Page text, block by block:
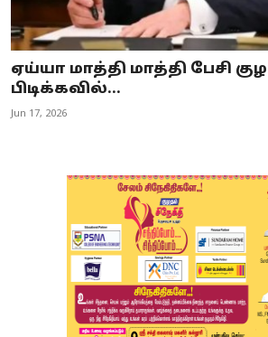
ஏய்யா மாத்தி மாத்தி பேசி
பிடிக்கவில்...
Jun 17, 2026